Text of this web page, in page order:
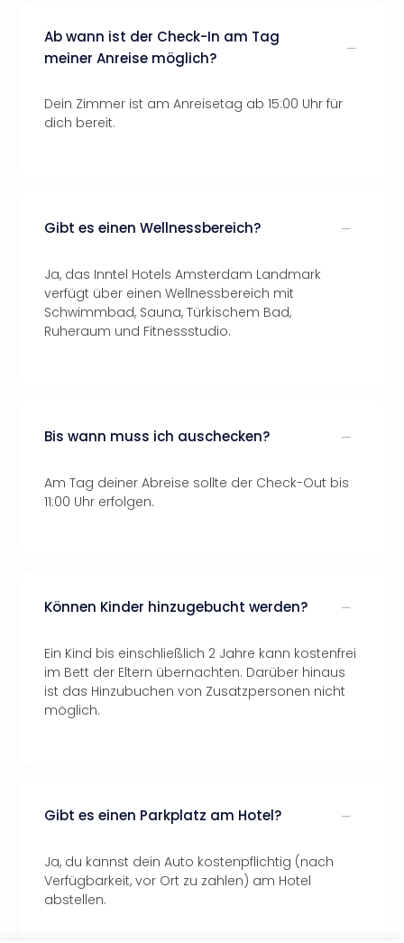
Ab wann ist der Check-In am Tag
meiner Anreise möglich?
Dein Zimmer ist am Anreisetag ab 15:00 Uhr für
dich bereit.
Gibt es einen Wellnessbereich?
Ja, das Inntel Hotels Amsterdam Landmark
verfügt über einen Wellnessbereich mit
Schwimmbad, Sauna, Türkischem Bad,
Ruheraum und Fitnessstudio.
Bis wann muss ich auschecken?
Am Tag deiner Abreise sollte der Check-Out bis
11:00 Uhr erfolgen.
Können Kinder hinzugebucht werden?
Ein Kind bis einschließlich 2 Jahre kann kostenfrei
im Bett der Eltern übernachten. Darüber hinaus
ist das Hinzubuchen von Zusatzpersonen nicht
möglich.
Gibt es einen Parkplatz am Hotel?
Ja, du kannst dein Auto kostenpflichtig (nach
Verfügbarkeit, vor Ort zu zahlen) am Hotel
abstellen.